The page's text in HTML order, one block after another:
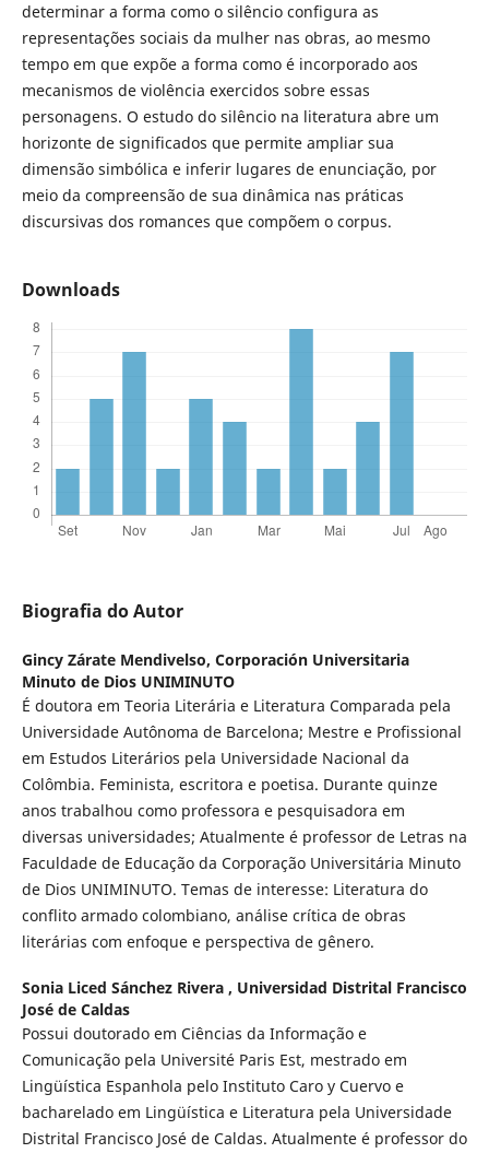
determinar a forma como o silêncio configura as
representações sociais da mulher nas obras, ao mesmo
tempo em que expõe a forma como é incorporado aos
mecanismos de violência exercidos sobre essas
personagens. O estudo do silêncio na literatura abre um
horizonte de significados que permite ampliar sua
dimensão simbólica e inferir lugares de enunciação, por
meio da compreensão de sua dinâmica nas práticas
discursivas dos romances que compõem o corpus.
Downloads
Biografia do Autor
Gincy Zárate Mendivelso, Corporación Universitaria
Minuto de Dios UNIMINUTO
É doutora em Teoria Literária e Literatura Comparada pela
Universidade Autônoma de Barcelona; Mestre e Profissional
em Estudos Literários pela Universidade Nacional da
Colômbia. Feminista, escritora e poetisa. Durante quinze
anos trabalhou como professora e pesquisadora em
diversas universidades; Atualmente é professor de Letras na
Faculdade de Educação da Corporação Universitária Minuto
de Dios UNIMINUTO. Temas de interesse: Literatura do
conflito armado colombiano, análise crítica de obras
literárias com enfoque e perspectiva de gênero.
Sonia Liced Sánchez Rivera , Universidad Distrital Francisco
José de Caldas
Possui doutorado em Ciências da Informação e
Comunicação pela Université Paris Est, mestrado em
Lingüística Espanhola pelo Instituto Caro y Cuervo e
bacharelado em Lingüística e Literatura pela Universidade
Distrital Francisco José de Caldas. Atualmente é professor do